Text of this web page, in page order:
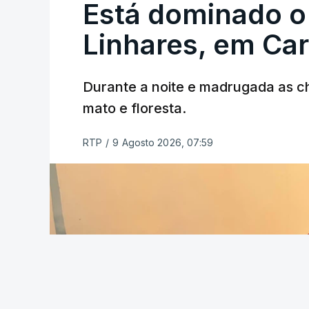
ERRO
ERROR ON HTML5 MEDIA
ESTE CONTEÚDO ESTÁ NESTE
As autoridades canadianas estimam
Está dominado
Linhares, em
Durante a noite e madrugada as
mato e floresta.
RTP / 9 Agosto 2026, 07:59